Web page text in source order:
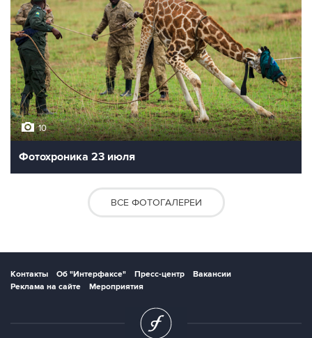
10
Фотохроника 23 июля
ВСЕ ФОТОГАЛЕРЕИ
Контакты Об "Интерфаксе" Пресс-центр
Вакансии
Реклама на сайте
Мероприятия